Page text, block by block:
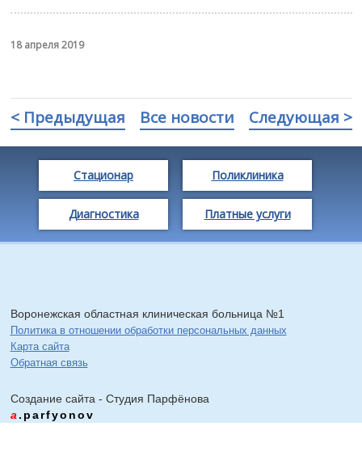
18 апреля 2019
< Предыдущая Все новости Следующая >
Стационар Поликлиника
Диагностика Платные услуги
Воронежская областная клиническая больница №1
Политика в отношении обработки персональных данных
Карта сайта
Обратная связь
Создание сайта - Cтудия Парфёнова
a .parfyonov